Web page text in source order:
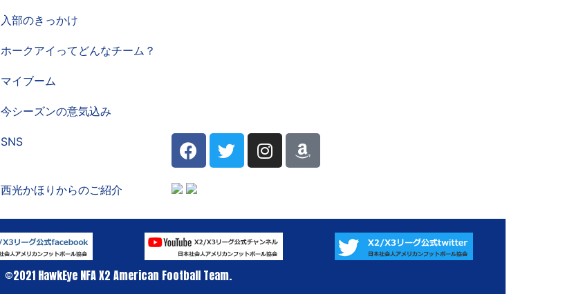
入部のきっかけ
ホークアイってどんなチーム？
マイブーム
今シーズンの意気込み
SNS
西光かほりからのご紹介
©︎2021 HawkEye NFA X2 American Football Team.